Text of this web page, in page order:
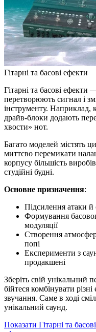
Гітарні та басові ефекти
Гітарні та басові ефекти
перетворюють сигнал і
інструменту. Наприклад,
драйв-блоки додають
хвости» нот.
Багато моделей містять
миттєво перемикати
корпусу більшість
студійні будні.
Основне призначення:
Підсилення атаки й
Формування
модуляції
Створення
попі
Експерименти з
продакшені
Зберіть свій унікальний
бійтеся комбінувати
звучання. Саме в ході
унікальний саунд.
Показати Гітарні та